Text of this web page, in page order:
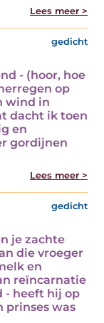
Lees meer >
gedicht
- (hoor, hoe
op
wind in
dacht ik toen
en
gordijnen
Lees meer >
gedicht
je zachte
die vroeger
en
reïncarnatie
- heeft hij op
prinses was